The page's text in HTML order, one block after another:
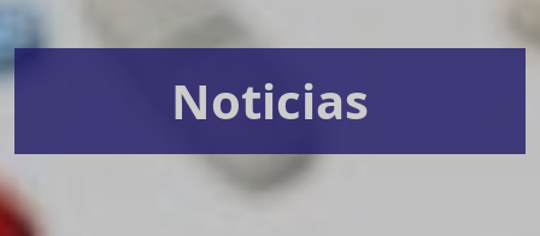
Noticias